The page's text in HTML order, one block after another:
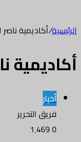
الرئيسية/أكاديمية ناصر
أكاديمية
أخبار
فريق التحرير
0